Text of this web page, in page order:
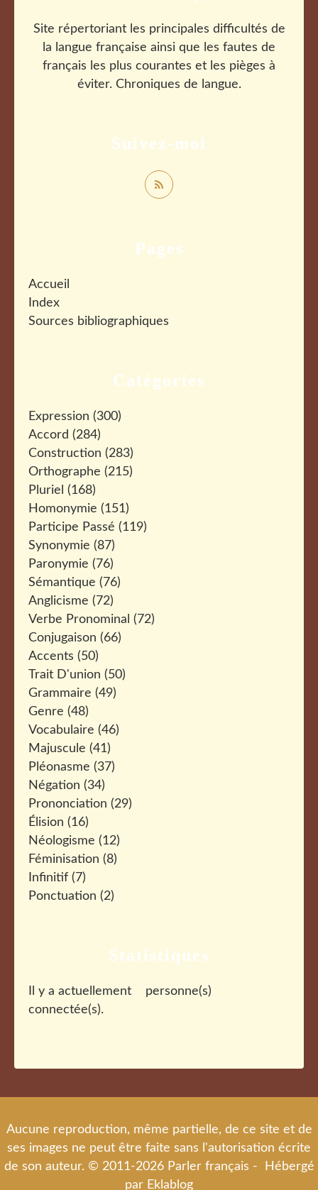
Catégories
Expression (300)
Accord (284)
Construction (283)
Orthographe (215)
Pluriel (168)
Homonymie (151)
Participe Passé (119)
Synonymie (87)
Paronymie (76)
Sémantique (76)
Anglicisme (72)
Verbe Pronominal (72)
Conjugaison (66)
Accents (50)
Trait D'union (50)
Grammaire (49)
Genre (48)
Vocabulaire (46)
Majuscule (41)
Pléonasme (37)
Négation (34)
Prononciation (29)
Élision (16)
Néologisme (12)
Féminisation (8)
Infinitif (7)
Ponctuation (2)
Pages
Accueil
Index
Sources bibliographiques
Suivez-moi
Site répertoriant les principales difficultés de
la langue française ainsi que les fautes de
français les plus courantes et les pièges à
éviter. Chroniques de langue.
Statistiques
Il y a actuellement
personne(s)
connectée(s).
Aucune reproduction, même partielle, de ce site et de
ses images ne peut être faite sans l'autorisation écrite
de son auteur. © 2011-2026 Parler français - Hébergé
par Eklablog